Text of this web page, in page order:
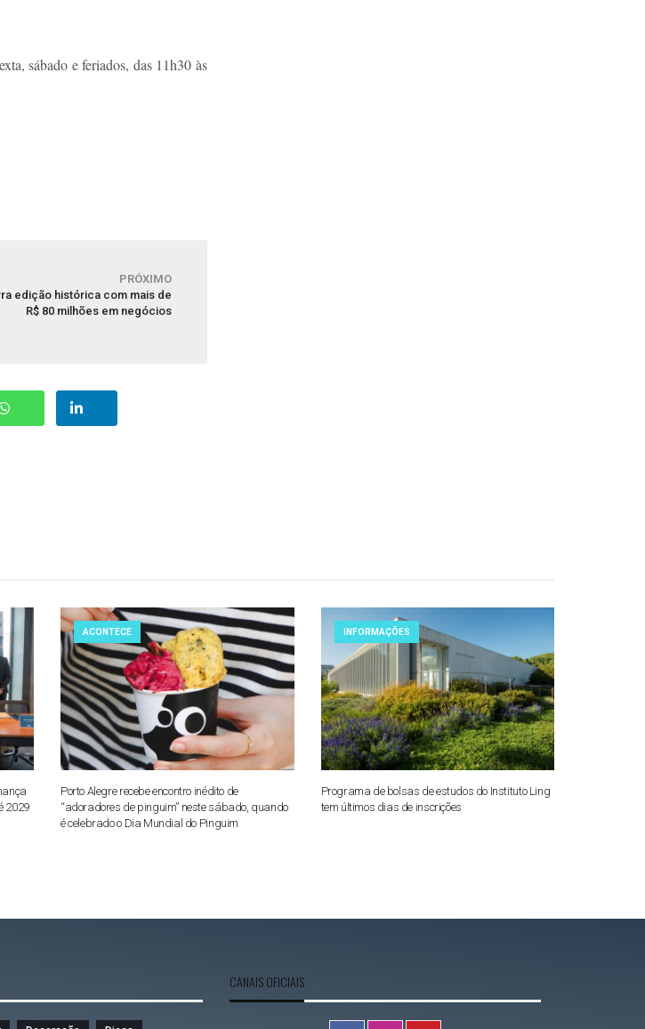
sábado e feriados, das 11h30 às
PRÓXIMO
edição histórica com mais de
R$ 80 milhões em negócios
2029
ACONTECE
Porto Alegre recebe encontro inédito de
“adoradores de pinguim” neste sábado, quando
é celebrado o Dia Mundial do Pinguim
INFORMAÇÕES
Programa de bolsas de estudos do Instituto Ling
tem últimos dias de inscrições
CANAIS OFICIAIS